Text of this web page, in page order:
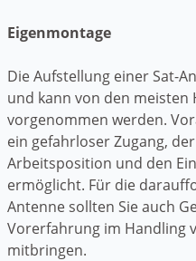
Eigenmontage
Die Aufstellung einer Sat-
und kann von den meisten
vorgenommen werden.
ein gefahrloser Zugang,
Arbeitsposition und den
ermöglicht. Für die
Antenne sollten Sie auch
Vorerfahrung im Handling
mitbringen.